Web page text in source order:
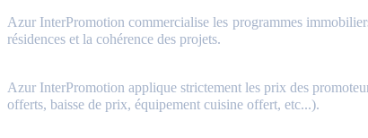
Azur InterPromotion commercialise les programmes
résidences et la cohérence des projets.
Azur InterPromotion applique strictement les prix des
offerts, baisse de prix, équipement cuisine offert, etc...).